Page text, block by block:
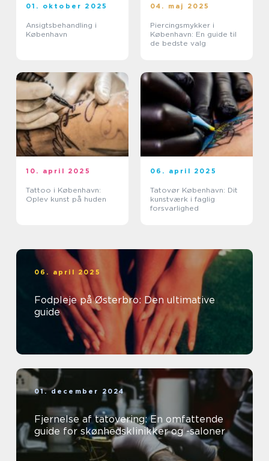
01. oktober 2025
Ansigtsbehandling i
København
04. maj 2025
Piercingsmykker i
København: En guide til
de bedste valg
10. april 2025
Tattoo i København:
Oplev kunst på huden
06. april 2025
Tatovør København: Dit
kunstværk i faglig
forsvarlighed
06. april 2025
Fodpleje på Østerbro: Den ultimative
guide
01. december 2024
Fjernelse af tatovering: En omfattende
guide for skønhedsklinikker og -saloner